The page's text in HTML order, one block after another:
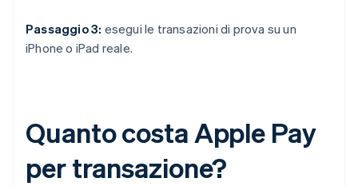
Passaggio 3: esegui le transazioni di prova su un
iPhone o iPad reale.
Quanto costa Apple Pay
per transazione?